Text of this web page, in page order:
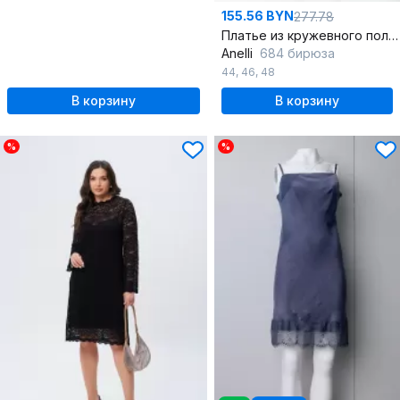
В корзину
155.56 BYN277.78
Платье из кружевного полотна с воланами и пуговицами
Anelli 684 бирюза
44, 46, 48
В корзину
% %